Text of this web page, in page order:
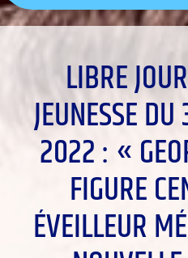
LIBRE
JEUNESSE
2022 : «
FIGURE
ÉVEILLEUR